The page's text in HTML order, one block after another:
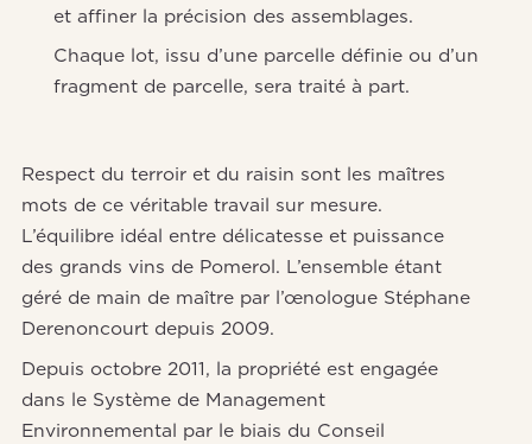
et affiner la précision des assemblages.
Chaque lot, issu d’une parcelle définie ou d’un
fragment de parcelle, sera traité à part.
Respect du terroir et du raisin sont les maîtres
mots de ce véritable travail sur mesure.
L’équilibre idéal entre délicatesse et puissance
des grands vins de Pomerol. L’ensemble étant
géré de main de maître par l’œnologue Stéphane
Derenoncourt depuis 2009.
Depuis octobre 2011, la propriété est engagée
dans le Système de Management
Environnemental par le biais du Conseil